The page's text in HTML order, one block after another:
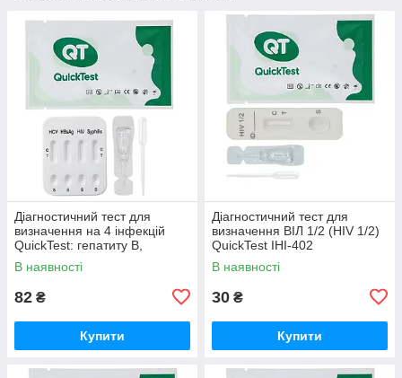
Діагностичний тест для
визначення на 4 інфекцій
QuickTest: гепатиту В,
сифілісу, ВІЛ, гепатиту С,
IHS-404
В наявності
82 ₴
Купити
Діагностичний тест для
визначення ВІЛ 1/2 (HIV 1/2)
QuickTest IHI-402
В наявності
30 ₴
Купити